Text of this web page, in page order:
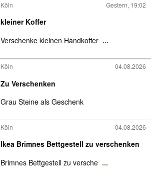
Köln Gestern, 19:02
kleiner Koffer
Verschenke kleinen Handkoffer ...
Köln 04.08.2026
Zu Verschenken
Grau Steine als Geschenk
Köln 04.08.2026
Ikea Brimnes Bettgestell zu verschenken
Brimnes Bettgestell zu versche ...